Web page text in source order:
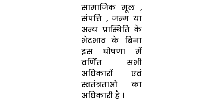
सामाजिक मूल ,
संपत्ति , जन्म या
अन्य प्रास्थिति के
भेदभाव के बिना
इस घोषणा में
वर्णित सभी
अधिकारों एवं
स्वतंत्रताओ का
अधिकारी है ।